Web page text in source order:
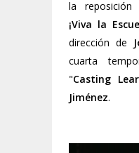
la
¡Viva la
dirección de
cuarta
"Casting Lear
Jiménez.